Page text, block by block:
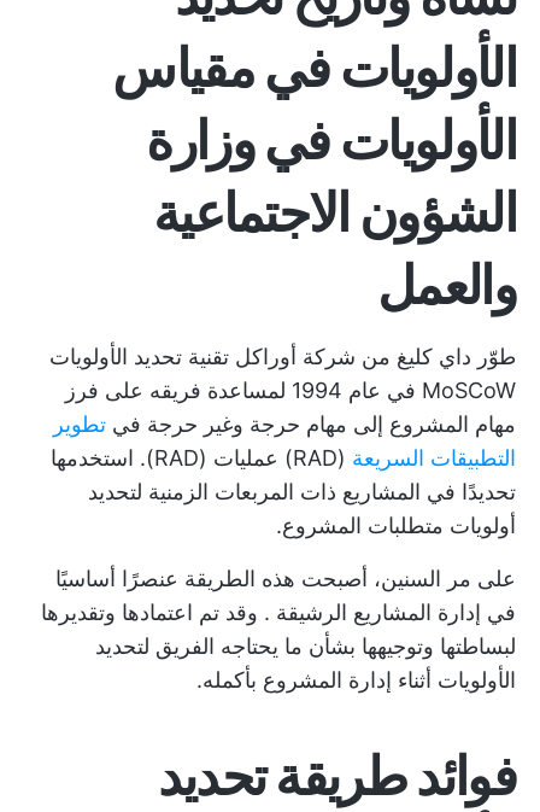
الأولويات في مقياس
الأولويات في وزارة
الشؤون الاجتماعية
والعمل
طوّر داي كليغ من شركة أوراكل تقنية تحديد الأولويات
MoSCoW في عام 1994 لمساعدة فريقه على فرز
مهام المشروع إلى مهام حرجة وغير حرجة في تطوير
التطبيقات السريعة
(RAD) عمليات (RAD). استخدمها
تحديدًا في المشاريع ذات المربعات الزمنية لتحديد
أولويات متطلبات المشروع.
على مر السنين، أصبحت هذه الطريقة عنصرًا أساسيًا
في إدارة المشاريع الرشيقة . وقد تم اعتمادها وتقديرها
لبساطتها وتوجيهها بشأن ما يحتاجه الفريق لتحديد
الأولويات أثناء إدارة المشروع بأكمله.
فوائد طريقة تحديد